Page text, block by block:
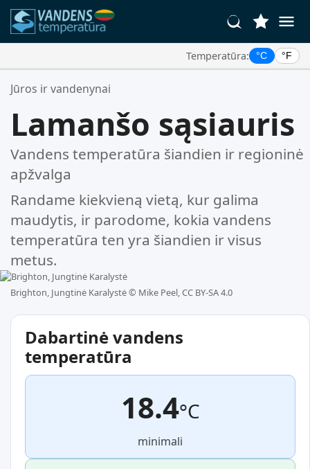
Temperatūra: °C °F
Jūsų Mėgstamiausios Vietos:
Jūros ir vandenynai
Lamanšo sąsiauris
Vandens temperatūra šiandien ir regioninė
apžvalga
Randame kiekvieną vietą, kur galima
maudytis, ir parodome, kokia vandens
temperatūra ten yra šiandien ir visus
metus.
Brighton, Jungtinė Karalystė © Mike Peel, CC BY-SA 4.0
Dabartinė vandens
temperatūra
18.4°C
minimali